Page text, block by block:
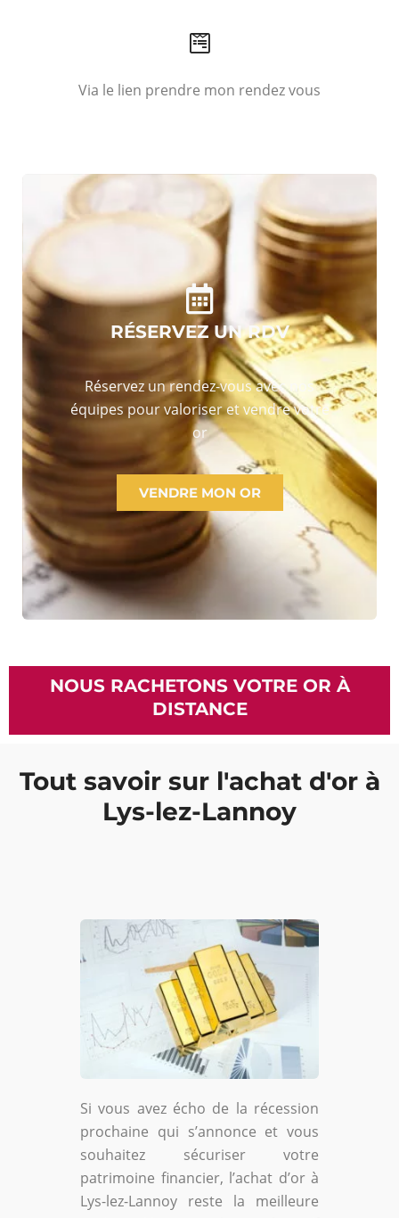
Via le lien prendre mon rendez vous
RÉSERVEZ UN RDV
Réservez un rendez-vous avec nos
équipes pour valoriser et vendre votre
or
VENDRE MON OR
NOUS RACHETONS VOTRE OR À
DISTANCE
Tout savoir sur l'achat d'or à
Lys-lez-Lannoy
Si vous avez écho de la récession
prochaine qui s’annonce et vous
souhaitez sécuriser votre
patrimoine financier, l’achat d’or à
Lys-lez-Lannoy reste la meilleure